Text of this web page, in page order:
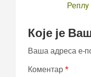
Реплy
Које је
Ваша адреса е-
Коментар *